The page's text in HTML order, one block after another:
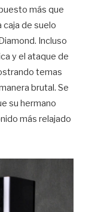
más que
de suelo
Incluso
y el ataque de
temas
brutal. Se
su hermano
más relajado